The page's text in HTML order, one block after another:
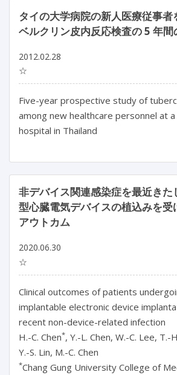
タイの大学病院の新人医療従事者
ベルクリン皮内反応検査の 5 年
2012.02.28
☆
Five-year prospective study of
among new healthcare personnel at
hospital in Thailand
非デバイス関連感染症を最近きた
型心臓電気デバイスの植込みを受
アウトカム
2020.06.30
☆
Clinical outcomes of patients
implantable electronic device
recent non-device-related infection
H.-C. Chen*, Y.-L. Chen, W.-C. Lee, T.-
Y.-S. Lin, M.-C. Chen
*Chang Gung University College of